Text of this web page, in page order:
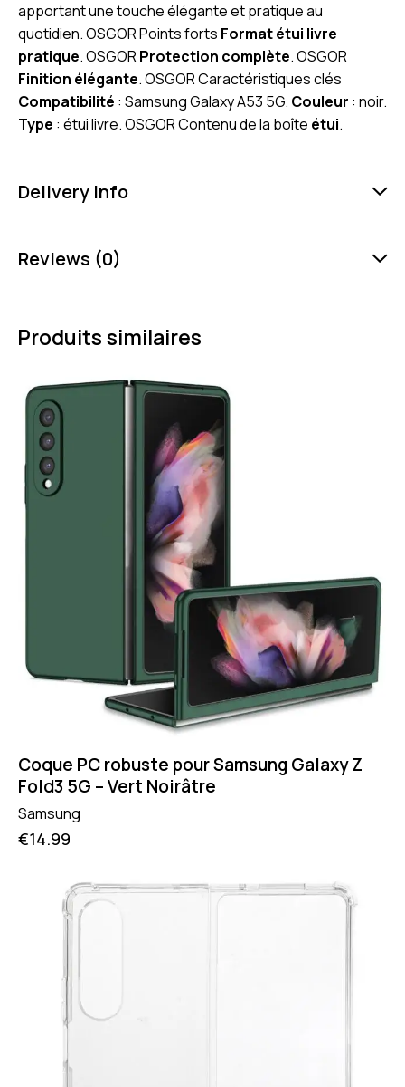
apportant une touche élégante et pratique au
quotidien. OSGOR Points forts Format étui livre
pratique. OSGORProtection complète. OSGOR
Finition élégante. OSGOR Caractéristiques clés
Compatibilité : Samsung Galaxy A53 5G. Couleur : noir.
Type : étui livre. OSGOR Contenu de la boîte étui.
Delivery Info
Reviews (0)
Produits similaires
Coque PC robuste pour Samsung Galaxy Z
Fold3 5G – Vert Noirâtre
Samsung
€14.99